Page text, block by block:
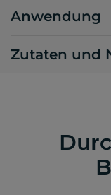
Anwendung
Zutaten und